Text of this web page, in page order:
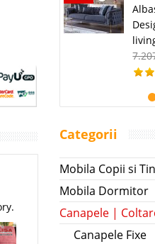
Categorii
Mobila Copii si
Mobila Dormitor
Canapele |
Canapele Fixe